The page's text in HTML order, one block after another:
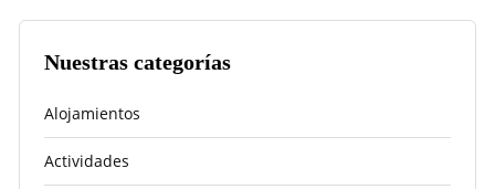
Nuestras categorías
Alojamientos
Actividades